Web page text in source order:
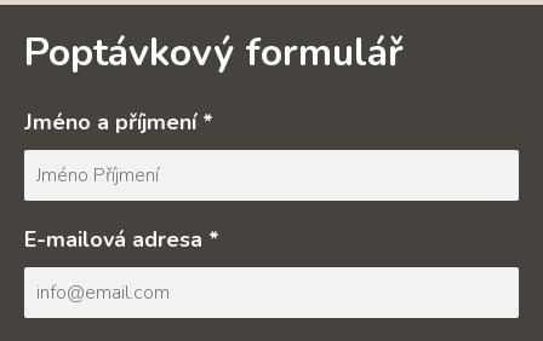
Poptávkový formulář
Jméno a příjmení *
E-mailová adresa *